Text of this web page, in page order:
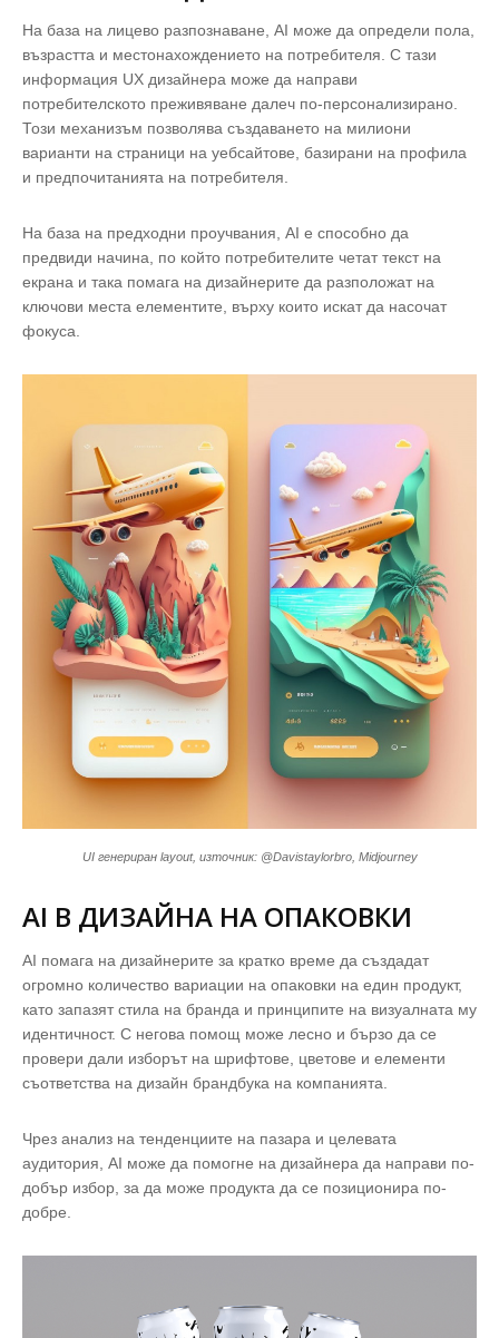
На база на лицево разпознаване, AI може да определи пола,
възрастта и местонахождението на потребителя. С тази
информация UX дизайнера може да направи
потребителското преживяване далеч по-персонализирано.
Този механизъм позволява създаването на милиони
варианти на страници на уебсайтове, базирани на профила
и предпочитанията на потребителя.
На база на предходни проучвания, AI е способно да
предвиди начина, по който потребителите четат текст на
екрана и така помага на дизайнерите да разположат на
ключови места елементите, върху които искат да насочат
фокуса.
UI генериран layout, източник: @Davistaylorbro, Midjourney
AI В ДИЗАЙНА НА ОПАКОВКИ
AI помага на дизайнерите за кратко време да създадат
огромно количество вариации на опаковки на един продукт,
като запазят стила на бранда и принципите на визуалната му
идентичност. С негова помощ може лесно и бързо да се
провери дали изборът на шрифтове, цветове и елементи
съответства на дизайн брандбука на компанията.
Чрез анализ на тенденциите на пазара и целевата
аудитория, AI може да помогне на дизайнера да направи по-
добър избор, за да може продукта да се позиционира по-
добре.